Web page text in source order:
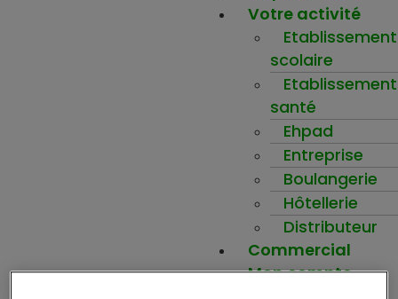
Votre activité
Etablissement
scolaire
santé
Ehpad
Entreprise
Boulangerie
Hôtellerie
Distributeur
Commercial
Mon compte